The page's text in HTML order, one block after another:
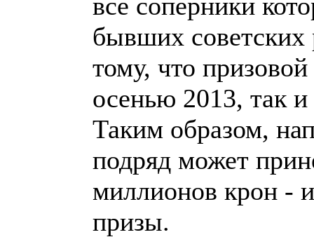
бывших советских
тому, что
осенью 2013, так и
Таким образом,
подряд может
миллионов крон -
призы.